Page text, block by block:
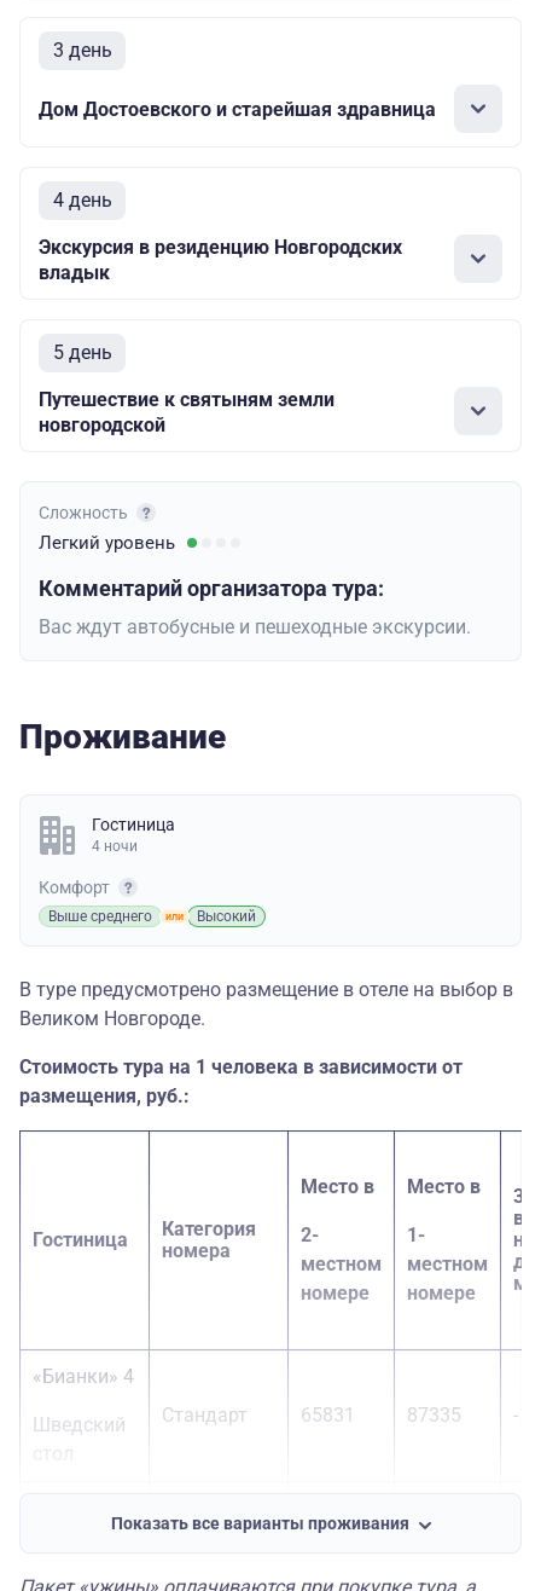
3 день
Дом Достоевского и старейшая здравница
4 день
Экскурсия в резиденцию Новгородских
владык
5 день
Путешествие к святыням земли
новгородской
Сложность
Легкий уровень
Комментарий организатора тура:
Вас ждут автобусные и пешеходные экскурсии.
Проживание
Гостиница
4 ночи
Комфорт
Выше среднего Высокий
В туре предусмотрено размещение в отеле на выбор в
Великом Новгороде.
Стоимость тура на 1 человека в зависимости от
размещения, руб.:
Гостиница
Категория
номера
Место в
2-
местном
номере
Место в
1-
местном
номере
3-
на
«Бианки» 4
Шведский
Стандарт 65831 87335 -
Шведский
Стандарт 70440 101159
Показать все варианты проживания